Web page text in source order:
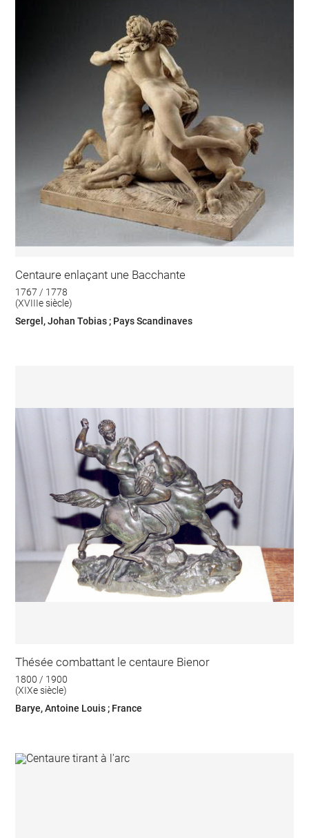
Centaure enlaçant une Bacchante
1767 / 1778
(XVIIIe siècle)
Sergel, Johan Tobias ; Pays Scandinaves
Thésée combattant le centaure Bienor
1800 / 1900
(XIXe siècle)
Barye, Antoine Louis ; France